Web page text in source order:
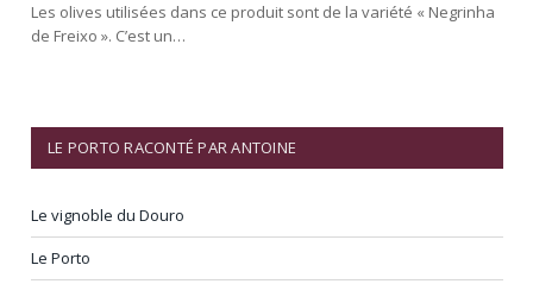
Les olives utilisées dans ce produit sont de la variété « Negrinha
de Freixo ». C’est un…
LE PORTO RACONTÉ PAR ANTOINE
Le vignoble du Douro
Le Porto